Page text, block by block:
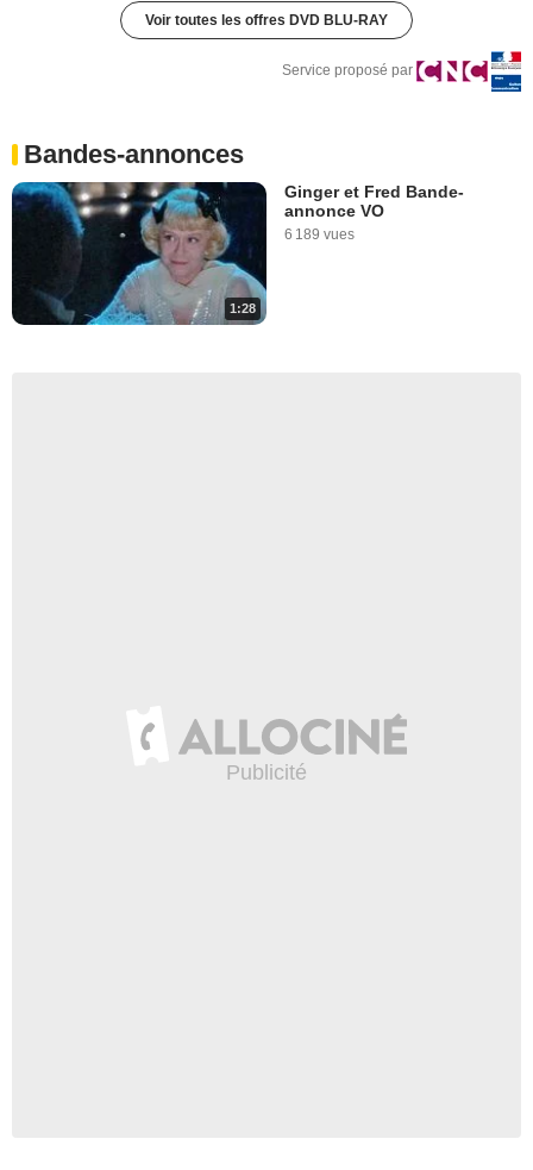
Voir toutes les offres DVD BLU-RAY
Service proposé par
Bandes-annonces
1:28
Ginger et Fred Bande-
annonce VO
6 189 vues